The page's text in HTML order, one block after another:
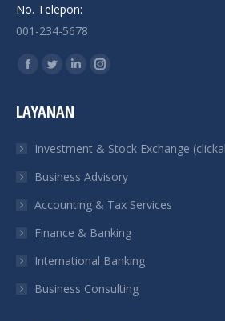
No. Telepon:
001-234-5678
Find us on:
Facebook
opens
new
window
Twitter
opens
new
window
Linkedin
new
window
Instagram
new
window
LAYANAN
Investment & Stock Exchange
Business Advisory
Accounting & Tax Services
Finance & Banking
International Banking
Business Consulting